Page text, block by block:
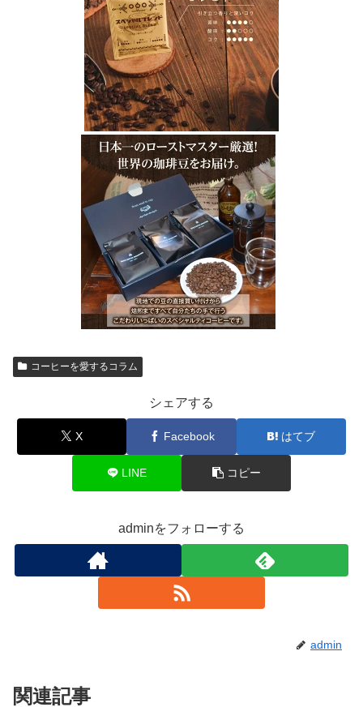
コーヒーを愛するコラム
シェアする
X Facebook はてブ
LINE コピー
adminをフォローする
admin
関連記事